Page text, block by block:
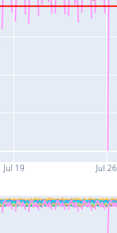
Jul 19 Jul 26